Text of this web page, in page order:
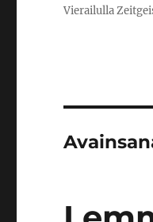
Vierailulla